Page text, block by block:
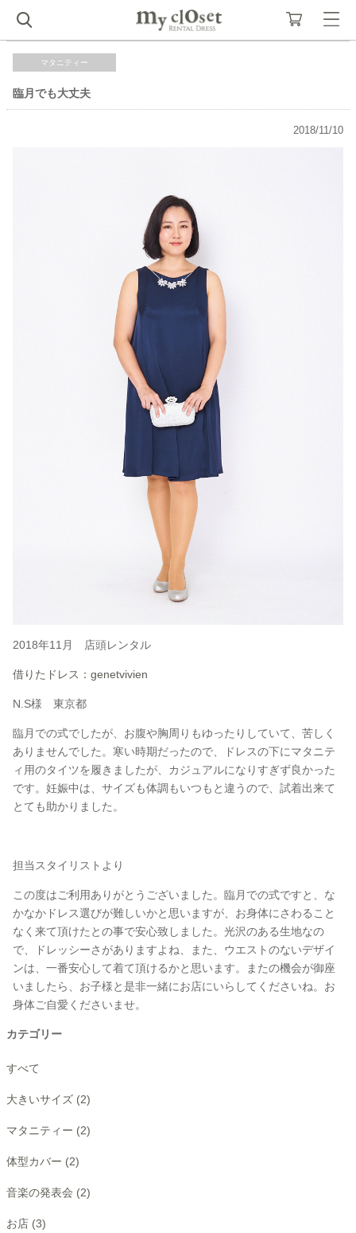
マタニティー
臨月でも大丈夫
2018/11/10
2018年11月 店頭レンタル
借りたドレス：genetvivien
N.S様 東京都
臨月での式でしたが、お腹や胸周りもゆったりしていて、苦しく
ありませんでした。寒い時期だったので、ドレスの下にマタニテ
ィ用のタイツを履きましたが、カジュアルになりすぎず良かった
です。妊娠中は、サイズも体調もいつもと違うので、試着出来て
とても助かりました。
担当スタイリストより
この度はご利用ありがとうございました。臨月での式ですと、な
かなかドレス選びが難しいかと思いますが、お身体にさわること
なく来て頂けたとの事で安心致しました。光沢のある生地なの
で、ドレッシーさがありますよね、また、ウエストのないデザイ
ンは、一番安心して着て頂けるかと思います。またの機会が御座
いましたら、お子様と是非一緒にお店にいらしてくださいね。お
身体ご自愛くださいませ。
カテゴリー
すべて
大きいサイズ (2)
マタニティー (2)
体型カバー (2)
音楽の発表会 (2)
お店 (3)